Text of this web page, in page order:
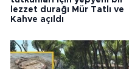
lezzet durağı Mür Tatlı ve
Kahve açıldı